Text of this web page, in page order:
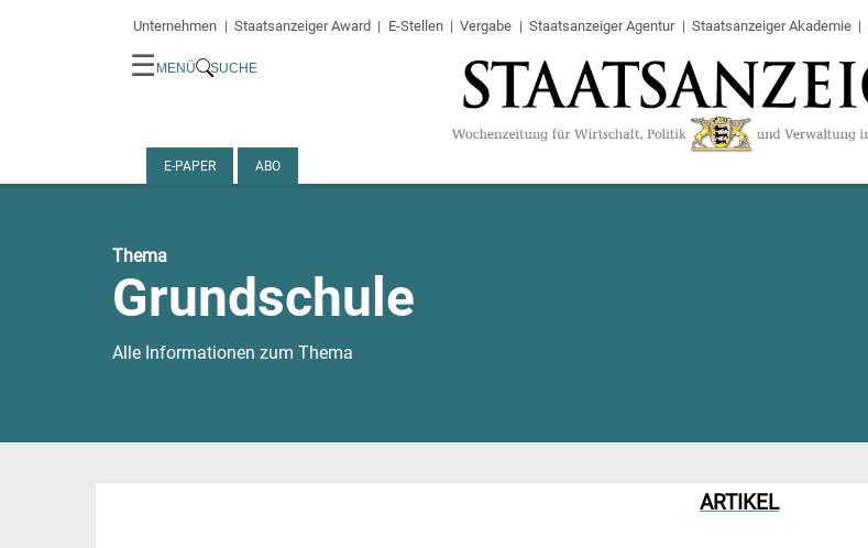
Unternehmen Staatsanzeiger Award E-Stellen Vergabe Staatsanzeiger Agentur Staatsanzeiger Akademie
☰ MENÜ SUCHE
E-PAPER ABO
Thema
Grundschule
Alle Informationen zum Thema
ARTIKEL